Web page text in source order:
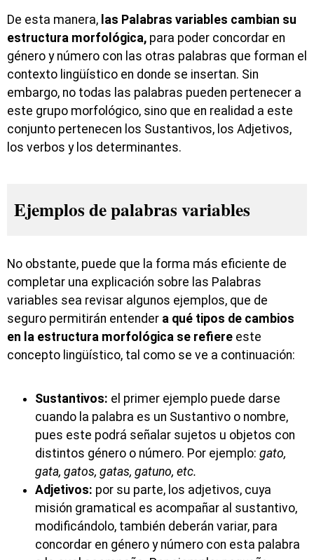
De esta manera, las Palabras variables cambian su
estructura morfológica, para poder concordar en
género y número con las otras palabras que forman el
contexto lingüístico en donde se insertan. Sin
embargo, no todas las palabras pueden pertenecer a
este grupo morfológico, sino que en realidad a este
conjunto pertenecen los Sustantivos, los Adjetivos,
los verbos y los determinantes.
Ejemplos de palabras variables
No obstante, puede que la forma más eficiente de
completar una explicación sobre las Palabras
variables sea revisar algunos ejemplos, que de
seguro permitirán entender a qué tipos de cambios
en la estructura morfológica se refiere este
concepto lingüístico, tal como se ve a continuación:
Sustantivos: el primer ejemplo puede darse
cuando la palabra es un Sustantivo o nombre,
pues este podrá señalar sujetos u objetos con
distintos género o número. Por ejemplo: gato,
gata, gatos, gatas, gatuno, etc.
Adjetivos: por su parte, los adjetivos, cuya
misión gramatical es acompañar al sustantivo,
modificándolo, también deberán variar, para
concordar en género y número con esta palabra